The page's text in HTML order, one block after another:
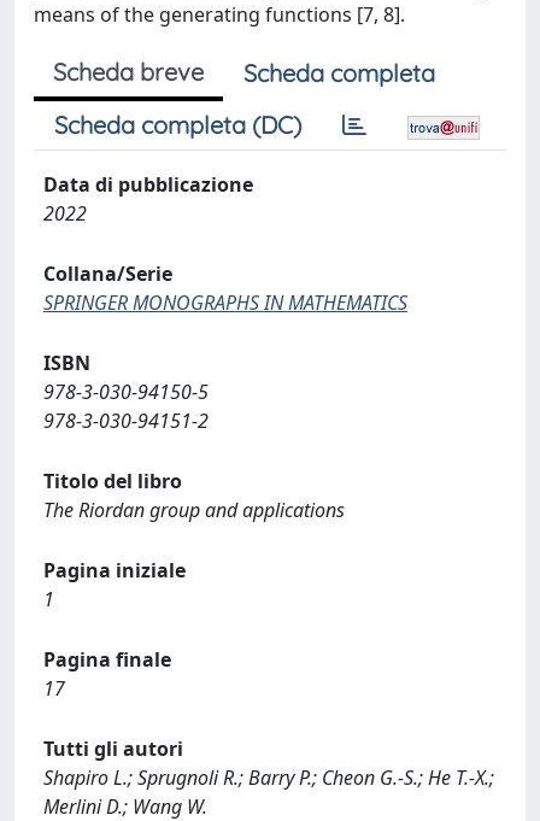
means of the generating functions [7, 8].
Scheda breve
Scheda completa
Scheda completa (DC)
Data di pubblicazione
2022
Collana/Serie
SPRINGER MONOGRAPHS IN MATHEMATICS
ISBN
978-3-030-94150-5
978-3-030-94151-2
Titolo del libro
The Riordan group and applications
Pagina iniziale
1
Pagina finale
17
Tutti gli autori
Shapiro L.; Sprugnoli R.; Barry P.; Cheon G.-S.; He T.-X.;
Merlini D.; Wang W.